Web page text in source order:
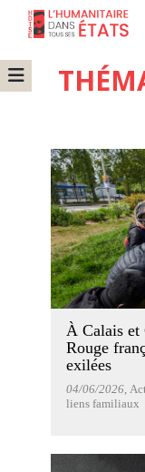
À Calais et
Rouge
exilées
04/06/2026,
liens familiaux